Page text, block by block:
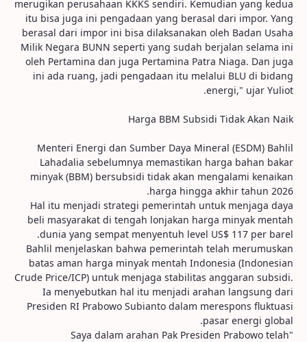
merugikan perusahaan KKKS sendiri. Kemudian yang kedua
itu bisa juga ini pengadaan yang berasal dari impor. Yang
berasal dari impor ini bisa dilaksanakan oleh Badan Usaha
Milik Negara BUNN seperti yang sudah berjalan selama ini
oleh Pertamina dan juga Pertamina Patra Niaga. Dan juga
ini ada ruang, jadi pengadaan itu melalui BLU di bidang
energi," ujar Yuliot.
Harga BBM Subsidi Tidak Akan Naik
Menteri Energi dan Sumber Daya Mineral (ESDM) Bahlil
Lahadalia sebelumnya memastikan harga bahan bakar
minyak (BBM) bersubsidi tidak akan mengalami kenaikan
harga hingga akhir tahun 2026.
Hal itu menjadi strategi pemerintah untuk menjaga daya
beli masyarakat di tengah lonjakan harga minyak mentah
dunia yang sempat menyentuh level US$ 117 per barel.
Bahlil menjelaskan bahwa pemerintah telah merumuskan
batas aman harga minyak mentah Indonesia (Indonesian
Crude Price/ICP) untuk menjaga stabilitas anggaran subsidi.
Ia menyebutkan hal itu menjadi arahan langsung dari
Presiden RI Prabowo Subianto dalam merespons fluktuasi
pasar energi global.
"Saya dalam arahan Pak Presiden Prabowo telah